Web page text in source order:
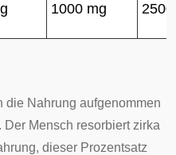
1000 mg
die Nahrung aufgenommen
Der Mensch resorbiert zirka
dieser Prozentsatz